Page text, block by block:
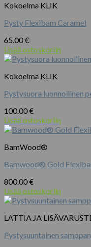
Kokoelma KLIK
Pysty Flexibam Caramel
65.00€
Lisää ostoskoriin
Kokoelma KLIK
Pystysuora luonnollinen
100.00€
Lisää ostoskoriin
BamWood®
Bamwood® Gold
800.00€
Lisää ostoskoriin
LATTIA JA
Pystysuuntainen